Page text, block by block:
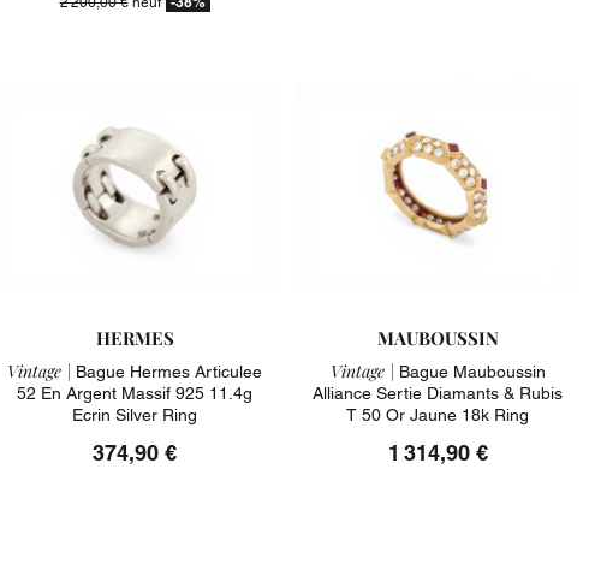
HERMES
Vintage | Bague Hermes Articulee
52 En Argent Massif 925 11.4g
Ecrin Silver Ring
374,90 €
MAUBOUSSIN
Vintage | Bague Mauboussin
Alliance Sertie Diamants & Rubis
T 50 Or Jaune 18k Ring
1 314,90 €